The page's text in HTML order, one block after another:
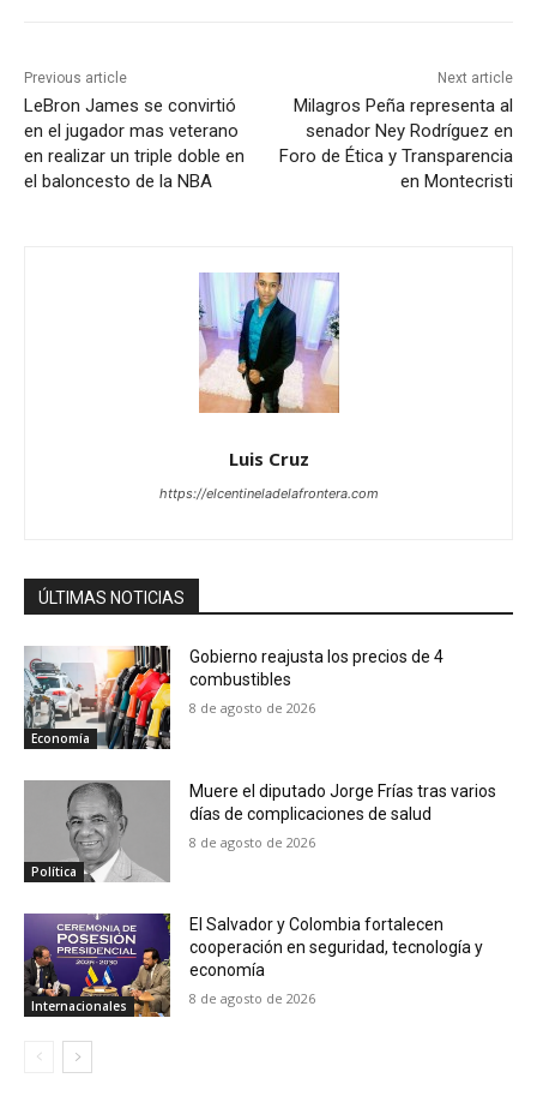
Previous article
LeBron James se convirtió
en el jugador mas veterano
en realizar un triple doble en
el baloncesto de la NBA
Next article
Milagros Peña representa al
senador Ney Rodríguez en
Foro de Ética y Transparencia
en Montecristi
Luis Cruz
https://elcentineladelafrontera.com
ÚLTIMAS NOTICIAS
Economía
Gobierno reajusta los precios de 4
combustibles
8 de agosto de 2026
Política
Muere el diputado Jorge Frías tras varios
días de complicaciones de salud
8 de agosto de 2026
Internacionales
El Salvador y Colombia fortalecen
cooperación en seguridad, tecnología y
economía
8 de agosto de 2026